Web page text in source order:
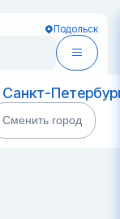
Подольск
Санкт-
Сменить город
Double Door контейнер